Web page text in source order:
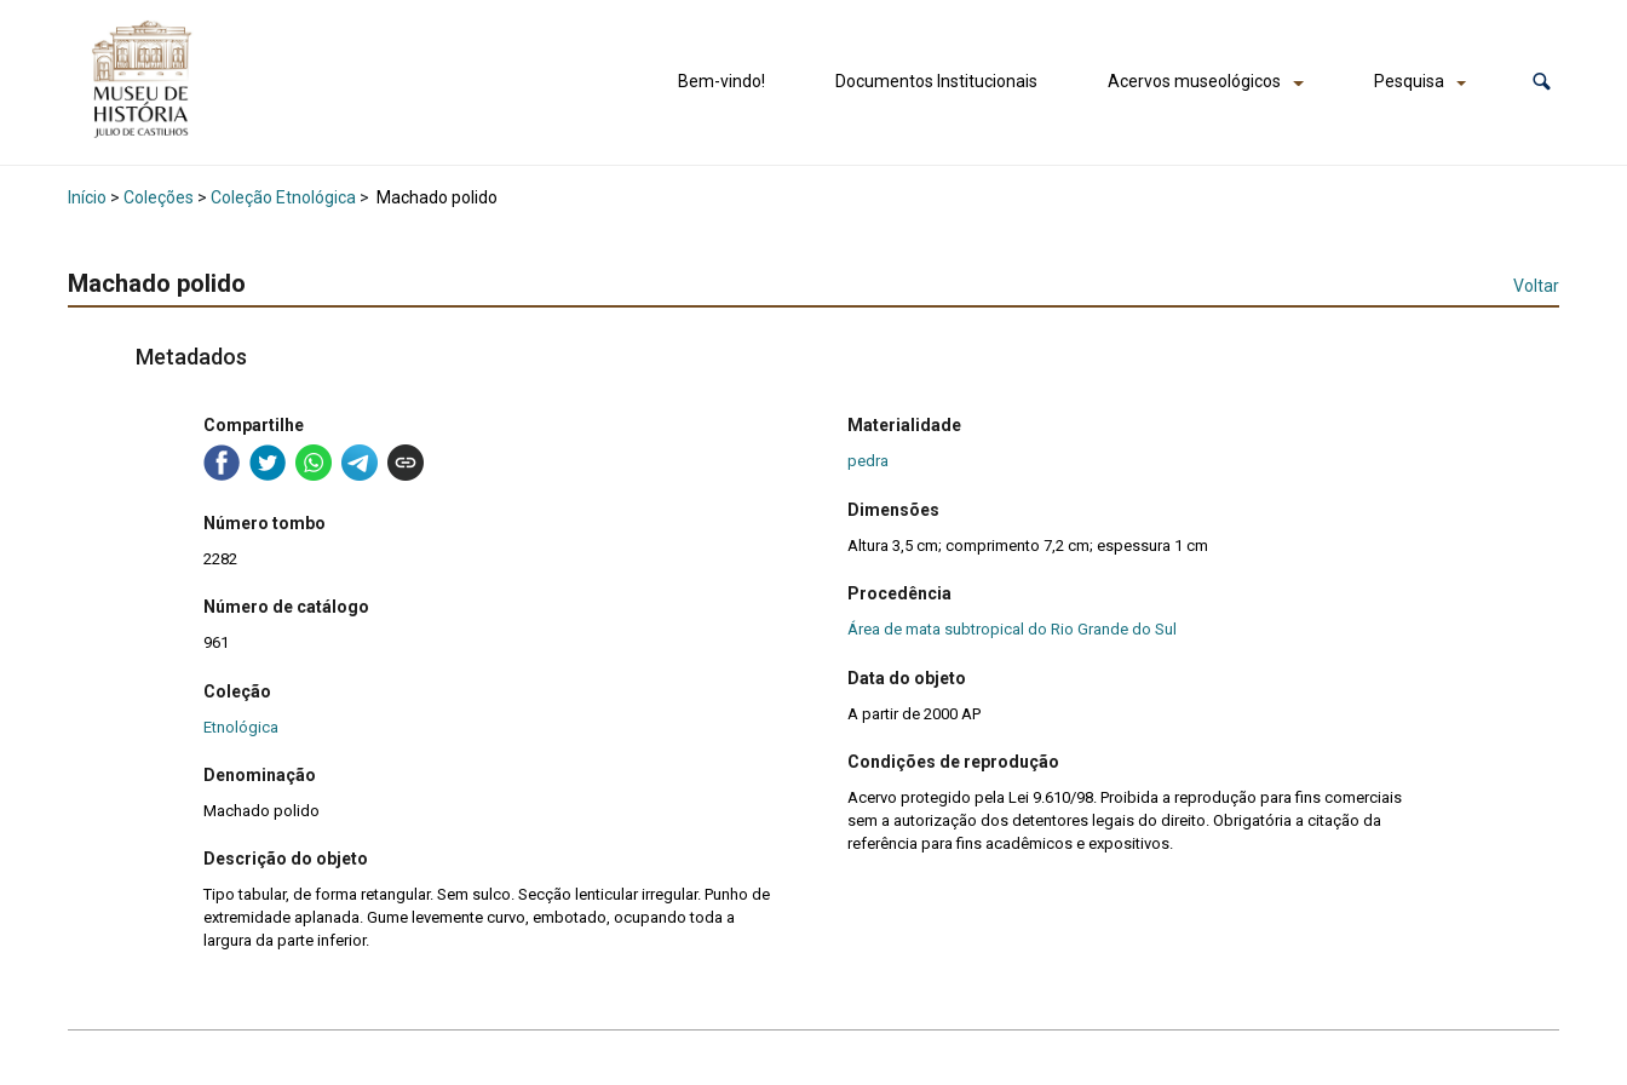
Bem-vindo! Documentos Institucionais Acervos museológicos Pesquisa
Início > Coleções > Coleção Etnológica > Machado polido
Machado polido Voltar
Metadados
Compartilhe
Número tombo
2282
Número de catálogo
961
Coleção
Etnológica
Denominação
Machado polido
Descrição do objeto
Tipo tabular, de forma retangular. Sem sulco. Secção lenticular irregular. Punho de
extremidade aplanada. Gume levemente curvo, embotado, ocupando toda a
largura da parte inferior.
Materialidade
pedra
Dimensões
Altura 3,5 cm; comprimento 7,2 cm; espessura 1 cm
Procedência
Área de mata subtropical do Rio Grande do Sul
Data do objeto
A partir de 2000 AP
Condições de reprodução
Acervo protegido pela Lei 9.610/98. Proibida a reprodução para fins comerciais
sem a autorização dos detentores legais do direito. Obrigatória a citação da
referência para fins acadêmicos e expositivos.